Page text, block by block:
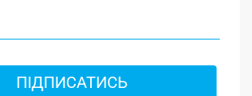
ПІДПИСАТИСЬ